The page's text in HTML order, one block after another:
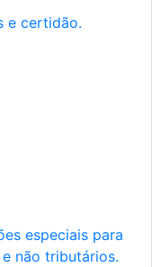
e certidão.
especiais para
não tributários.